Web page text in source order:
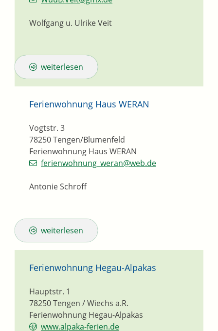
Wolfgang u. Ulrike Veit
weiterlesen
Ferienwohnung Haus WERAN
Ferienwohnung Haus WERAN
Vogtstr. 3
78250Tengen/Blumenfeld
ferienwohnung_weran@web.de
Antonie Schroff
weiterlesen
Ferienwohnung Hegau-Alpakas
Ferienwohnung Hegau-Alpakas
Hauptstr. 1
78250Tengen / Wiechs a.R.
www.alpaka-ferien.de